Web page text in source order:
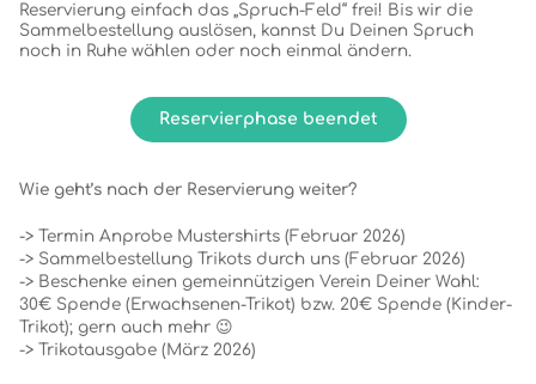
Reservierung einfach das „Spruch-Feld“ frei! Bis wir die
Sammelbestellung auslösen, kannst Du Deinen Spruch
noch in Ruhe wählen oder noch einmal ändern.
Reservierphase beendet
Wie geht’s nach der Reservierung weiter?
-> Termin Anprobe Mustershirts (Februar 2026)
-> Sammelbestellung Trikots durch uns (Februar 2026)
-> Beschenke einen gemeinnützigen Verein Deiner Wahl:
30€ Spende (Erwachsenen-Trikot) bzw. 20€ Spende (Kinder-
Trikot); gern auch mehr 😉
-> Trikotausgabe (März 2026)